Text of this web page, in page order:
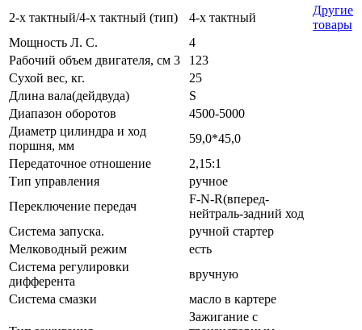
2-х тактный/4-х тактный (тип)
4-х тактный
Другие
товары
Мощность Л. С.
4
Рабочий объем двигателя, см 3
123
Сухой вес, кг.
25
Длина вала(дейдвуда)
S
Диапазон оборотов
4500-5000
Диаметр цилиндра и ход
поршня, мм
59,0*45,0
Передаточное отношение
2,15:1
Тип управления
ручное
Переключение передач
F-N-R(вперед-
нейтраль-задний ход
Система запуска.
ручной стартер
Мелководный режим
есть
Система регулировки
дифферента
вручную
Система смазки
масло в картере
Зажигание с